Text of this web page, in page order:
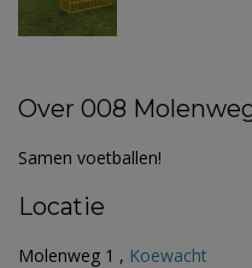
Over 008
Samen voetballen!
Locatie
Molenweg 1 , Koewacht